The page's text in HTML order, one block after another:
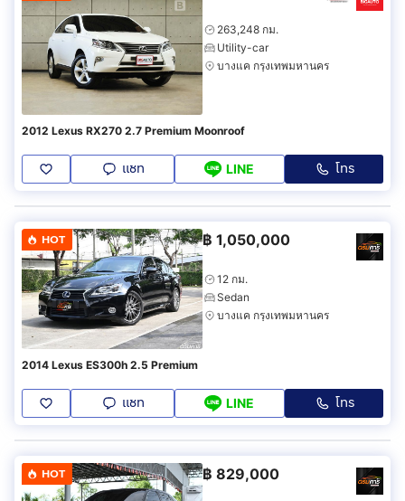
263,248 กม.
Utility-car
บางแค กรุงเทพมหานคร
2012 Lexus RX270 2.7 Premium Moonroof
แชท LINE โทร
HOT ฿ 1,050,000
12 กม.
Sedan
บางแค กรุงเทพมหานคร
2014 Lexus ES300h 2.5 Premium
แชท LINE โทร
HOT ฿ 829,000